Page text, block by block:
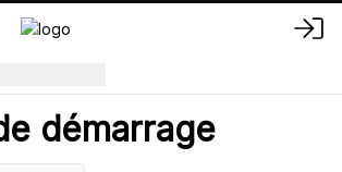
démarrage